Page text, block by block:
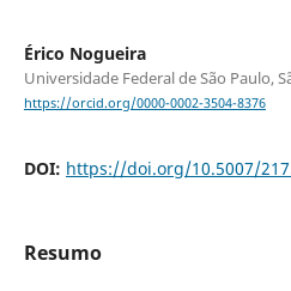
Érico Nogueira
Universidade Federal de São Paulo,
https://orcid.org/0000-0002-3504-8376
DOI: https://doi.org/10.5007/
Resumo